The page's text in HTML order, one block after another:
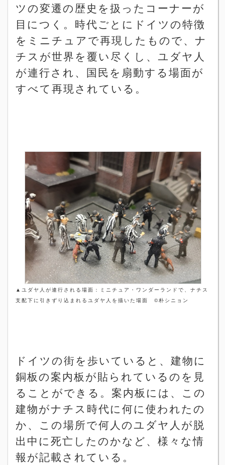
ツの変遷の歴史を扱ったコーナーが
目につく。時代ごとにドイツの特徴
をミニチュアで再現したもので、ナ
チスが世界を覆い尽くし、ユダヤ人
が連行され、国民を扇動する場面が
すべて再現されている。
▲ ユダヤ人が連行される場面：ミニチュア・ワンダーランドで、ナチス
支配下に引きずり込まれるユダヤ人を描いた場面 ©朴シニョン
ドイツの街を歩いていると、建物に
銅板の案内板が貼られているのを見
ることができる。案内板には、この
建物がナチス時代に何に使われたの
か、この場所で何人のユダヤ人が脱
出中に死亡したのかなど、様々な情
報が記載されている。